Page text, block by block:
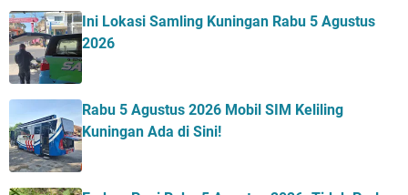
Ini Lokasi Samling Kuningan Rabu 5 Agustus
2026
Rabu 5 Agustus 2026 Mobil SIM Keliling
Kuningan Ada di Sini!